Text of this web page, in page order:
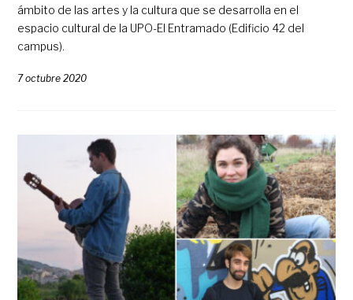
ámbito de las artes y la cultura que se desarrolla en el
espacio cultural de la UPO-El Entramado (Edificio 42 del
campus).
7 octubre 2020